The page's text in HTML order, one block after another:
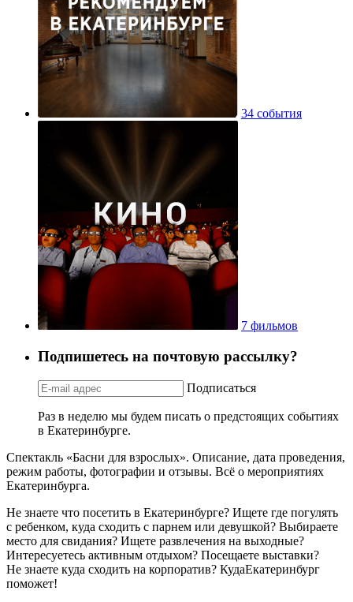
34 события
7 фильмов
Подпишетесь на почтовую рассылку?
Подписаться
Раз в неделю мы будем писать о предстоящих событиях
в Екатеринбурге.
Спектакль «Басни для взрослых». Описание, дата проведения,
режим работы, фотографии и отзывы. Всё о мероприятиях
Екатеринбурга.
Не знаете что посетить в Екатеринбурге? Ищете где погулять
с ребенком, куда сходить с парнем или девушкой? Выбираете
место для свидания? Ищете развлечения на выходные?
Интересуетесь активным отдыхом? Посещаете выставки?
Не знаете куда сходить на корпоратив? КудаЕкатеринбург
поможет!